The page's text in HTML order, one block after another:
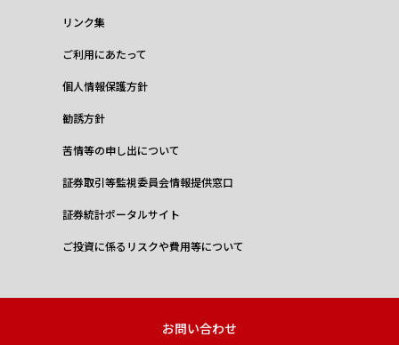
リンク集
ご利用にあたって
個人情報保護方針
勧誘方針
苦情等の申し出について
証券取引等監視委員会情報提供窓口
証券統計ポータルサイト
ご投資に係るリスクや費用等について
お問い合わせ